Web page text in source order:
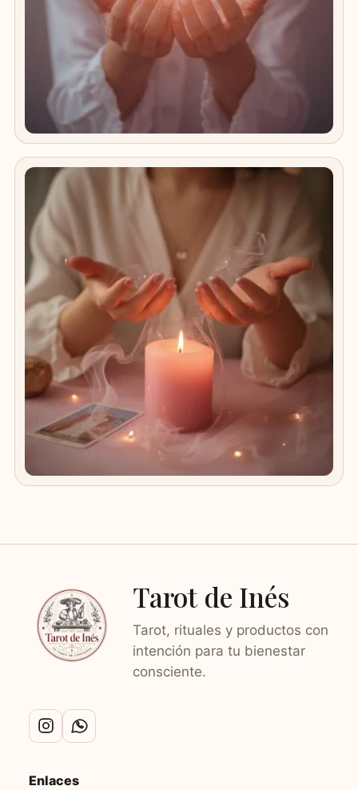
Tarot de Inés
Tarot, rituales y productos con
intención para tu bienestar
consciente.
Enlaces